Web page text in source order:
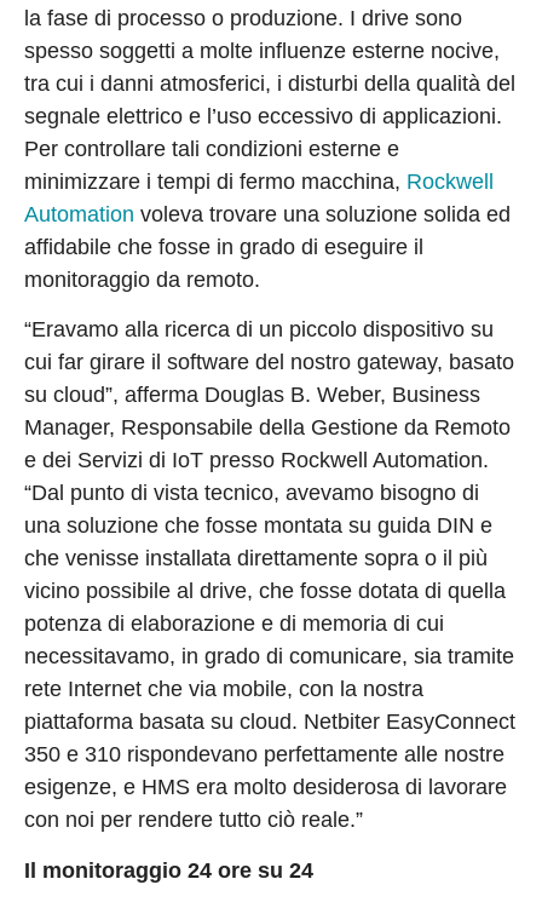
la fase di processo o produzione. I drive sono
spesso soggetti a molte influenze esterne nocive,
tra cui i danni atmosferici, i disturbi della qualità del
segnale elettrico e l’uso eccessivo di applicazioni.
Per controllare tali condizioni esterne e
minimizzare i tempi di fermo macchina, Rockwell
Automation voleva trovare una soluzione solida ed
affidabile che fosse in grado di eseguire il
monitoraggio da remoto.
“Eravamo alla ricerca di un piccolo dispositivo su
cui far girare il software del nostro gateway, basato
su cloud”, afferma Douglas B. Weber, Business
Manager, Responsabile della Gestione da Remoto
e dei Servizi di IoT presso Rockwell Automation.
“Dal punto di vista tecnico, avevamo bisogno di
una soluzione che fosse montata su guida DIN e
che venisse installata direttamente sopra o il più
vicino possibile al drive, che fosse dotata di quella
potenza di elaborazione e di memoria di cui
necessitavamo, in grado di comunicare, sia tramite
rete Internet che via mobile, con la nostra
piattaforma basata su cloud. Netbiter EasyConnect
350 e 310 rispondevano perfettamente alle nostre
esigenze, e HMS era molto desiderosa di lavorare
con noi per rendere tutto ciò reale.”
Il monitoraggio 24 ore su 24